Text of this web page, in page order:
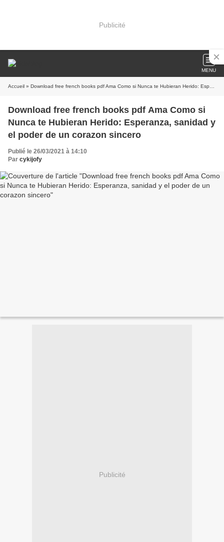
Publicité
MENU
Accueil » Download free french books pdf Ama Como si Nunca te Hubieran Herido: Esperanza, sanidad y el poder de un corazon sincero
Download free french books pdf Ama Como si
Nunca te Hubieran Herido: Esperanza, sanidad y
el poder de un corazon sincero
Publié le 26/03/2021 à 14:10
Par cykijofy
Publicité